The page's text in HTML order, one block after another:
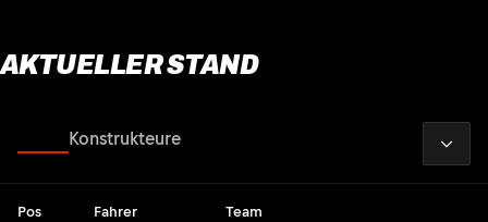
AKTUELLER STAND
Konstrukteure
Pos Fahrer Team